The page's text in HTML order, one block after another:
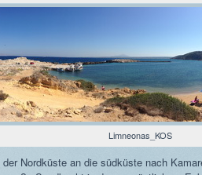
Limneonas_KOS
Nordküste an die südküste nach